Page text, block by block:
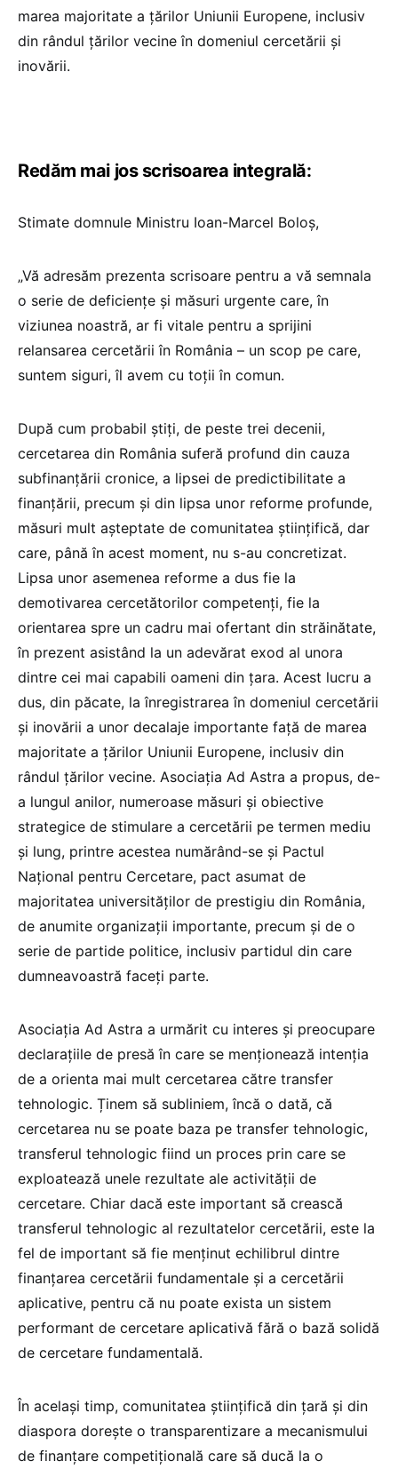
marea majoritate a țărilor Uniunii Europene, inclusiv
din rândul țărilor vecine în domeniul cercetării și
inovării.
Redăm mai jos scrisoarea integrală:
Stimate domnule Ministru Ioan-Marcel Boloș,
„Vă adresăm prezenta scrisoare pentru a vă semnala
o serie de deficiențe și măsuri urgente care, în
viziunea noastră, ar fi vitale pentru a sprijini
relansarea cercetării în România – un scop pe care,
suntem siguri, îl avem cu toții în comun.
După cum probabil știți, de peste trei decenii,
cercetarea din România suferă profund din cauza
subfinanțării cronice, a lipsei de predictibilitate a
finanțării, precum și din lipsa unor reforme profunde,
măsuri mult așteptate de comunitatea științifică, dar
care, până în acest moment, nu s-au concretizat.
Lipsa unor asemenea reforme a dus fie la
demotivarea cercetătorilor competenți, fie la
orientarea spre un cadru mai ofertant din străinătate,
în prezent asistând la un adevărat exod al unora
dintre cei mai capabili oameni din țara. Acest lucru a
dus, din păcate, la înregistrarea în domeniul cercetării
și inovării a unor decalaje importante față de marea
majoritate a țărilor Uniunii Europene, inclusiv din
rândul țărilor vecine. Asociația Ad Astra a propus, de-
a lungul anilor, numeroase măsuri și obiective
strategice de stimulare a cercetării pe termen mediu
și lung, printre acestea numărând-se și Pactul
Național pentru Cercetare, pact asumat de
majoritatea universităților de prestigiu din România,
de anumite organizații importante, precum și de o
serie de partide politice, inclusiv partidul din care
dumneavoastră faceți parte.
Asociația Ad Astra a urmărit cu interes și preocupare
declarațiile de presă în care se menționează intenția
de a orienta mai mult cercetarea către transfer
tehnologic. Ținem să subliniem, încă o dată, că
cercetarea nu se poate baza pe transfer tehnologic,
transferul tehnologic fiind un proces prin care se
exploatează unele rezultate ale activității de
cercetare. Chiar dacă este important să crească
transferul tehnologic al rezultatelor cercetării, este la
fel de important să fie menținut echilibrul dintre
finanțarea cercetării fundamentale și a cercetării
aplicative, pentru că nu poate exista un sistem
performant de cercetare aplicativă fără o bază solidă
de cercetare fundamentală.
În același timp, comunitatea științifică din țară și din
diaspora dorește o transparentizare a mecanismului
de finanțare competițională care să ducă la o